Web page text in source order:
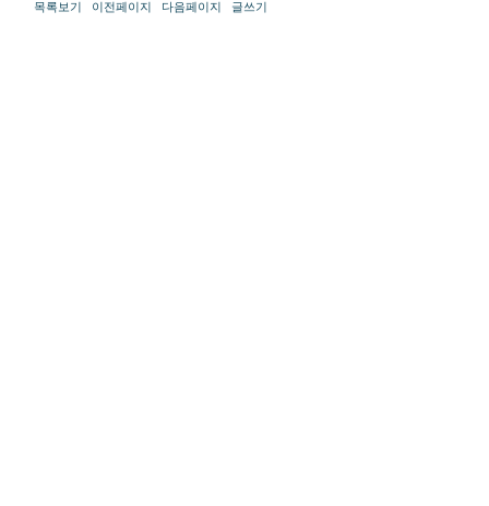
목록보기 이전페이지 다음페이지 글쓰기